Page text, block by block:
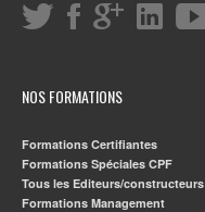
NOS FORMATIONS
Formations Certifiantes
Formations Spéciales CPF
Tous les Editeurs/constructeurs
Formations Management